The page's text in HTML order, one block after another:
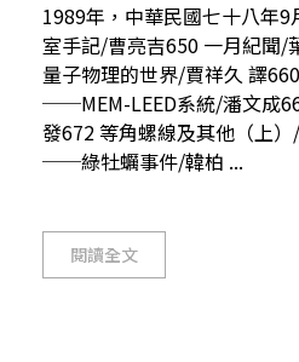
1989年，中華民國七十八年
室手記/曹亮吉650 一月紀
量子物理的世界/賈祥久 譯
──MEM-LEED系統/潘文成
發672 等角螺線及其他（上
──綠牡蠣事件/韓柏 ...
閱讀全文